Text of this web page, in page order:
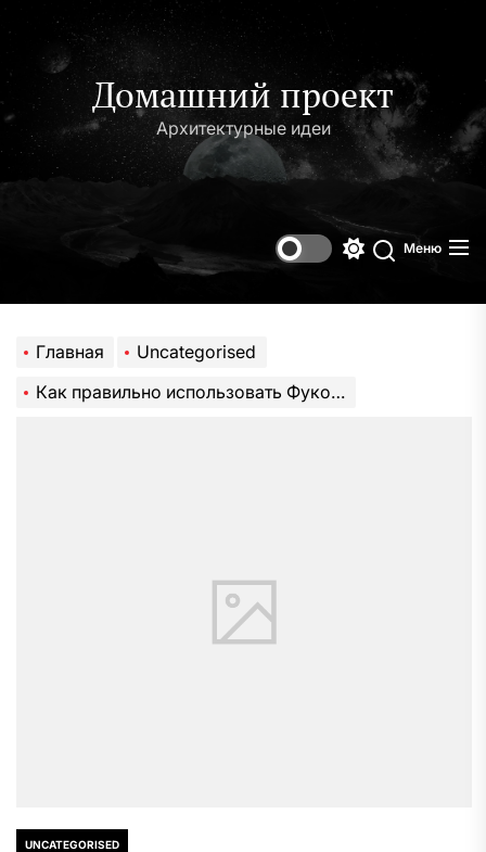
содержимому
Домашний проект
Архитектурные идеи
Поиск
Меню
Главная
Uncategorised
Как правильно использовать Фукорцин от бородавок и папиллом: инструкция, состав и аналоги
UNCATEGORISED